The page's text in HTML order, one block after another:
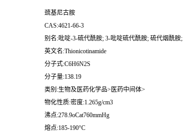
巯基尼古胺
CAS:4621-66-3
别名:吡啶-3-硫代酰胺; 3-吡啶硫代酰胺; 硫代烟酰胺;
英文名:Thionicotinamide
分子式:C6H6N2S
分子量:138.19
类别:生物及医药化学品>医药中间体>
物化性质:密度:1.265g/cm3
沸点:278.9oCat760mmHg
熔点:185-190°C